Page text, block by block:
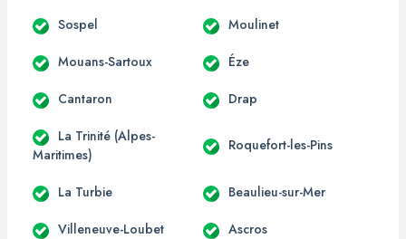
Sospel Moulinet
Mouans-Sartoux Éze
Cantaron Drap
La Trinité (Alpes-
Maritimes)
Roquefort-les-Pins
La Turbie Beaulieu-sur-Mer
Villeneuve-Loubet Ascros